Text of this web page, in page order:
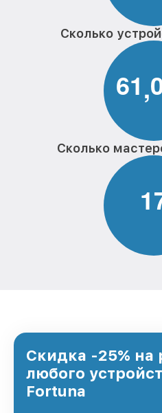
Сколько
61,
Сколько
1
Скидка -25% на
любого
Fortuna